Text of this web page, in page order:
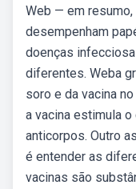
Web — em
desempenham
doenças
diferentes. Weba
soro e da vacina
a vacina estimula
anticorpos. Outro
é entender as
vacinas são